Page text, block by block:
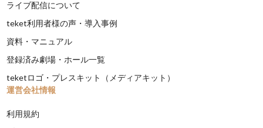
ライブ配信について
teket利用者様の声・導入事例
資料・マニュアル
登録済み劇場・ホール一覧
teketロゴ・プレスキット（メディアキット）
運営会社情報
利用規約